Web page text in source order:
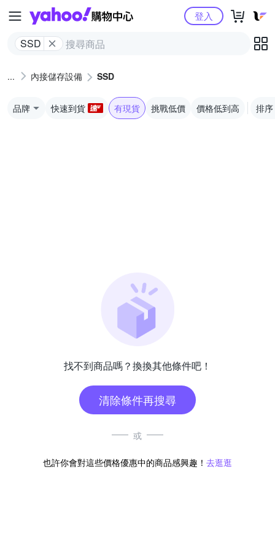
Yahoo購物中心
SSD
登入
內接儲存設備 SSD
品牌 快速到貨 有現貨 挑戰低價 價格低到高 排序
找不到商品嗎？換換其他條件吧！
清除條件再搜尋
或
也許你會對這些價格優惠中的商品感興趣！ 去逛逛